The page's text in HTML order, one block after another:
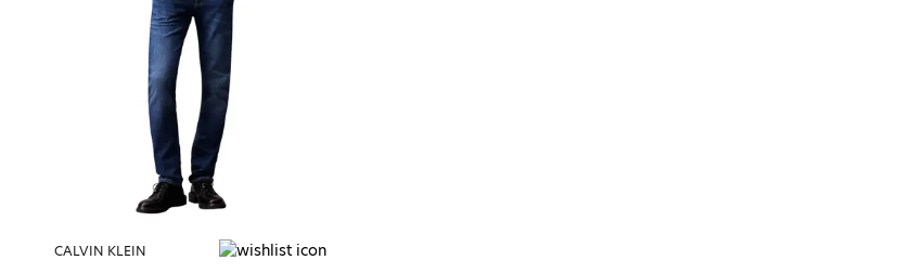
CALVIN KLEIN